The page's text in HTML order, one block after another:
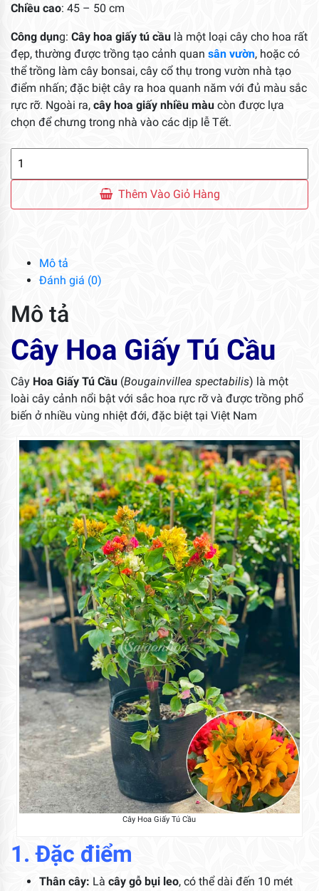
Chiều cao: 45 – 50 cm
Công dụng: Cây hoa giấy tú cầu là một loại cây cho hoa rất
đẹp, thường được trồng tạo cảnh quan sân vườn, hoặc có
thể trồng làm cây bonsai, cây cổ thụ trong vườn nhà tạo
điểm nhấn; đặc biệt cây ra hoa quanh năm với đủ màu sắc
rực rỡ. Ngoài ra, cây hoa giấy nhiều màu còn được lựa
chọn để chưng trong nhà vào các dịp lễ Tết.
Tú
Thêm Vào Giỏ Hàng
Mô tả
Đánh giá (0)
Mô tả
Cây Hoa Giấy Tú Cầu
Cây Hoa Giấy Tú Cầu (Bougainvillea spectabilis) là một
loài cây cảnh nổi bật với sắc hoa rực rỡ và được trồng phổ
biến ở nhiều vùng nhiệt đới, đặc biệt tại Việt Nam
Cây Hoa Giấy Tú Cầu
1. Đặc điểm
Thân cây: Là cây gỗ bụi leo, có thể dài đến 10 mét